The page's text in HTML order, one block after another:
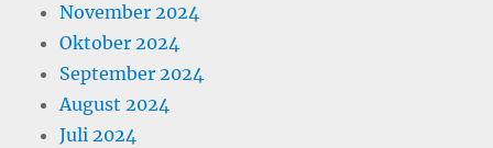
November 2024
Oktober 2024
September 2024
August 2024
Juli 2024